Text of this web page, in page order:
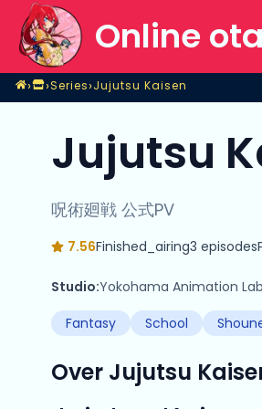
Online
Home
›Shop
›Series
Series›Jujutsu Kaisen
Jujutsu Kaisen
Jujutsu
呪術廻戦 公式PV
7.56Finished_airing3 episodes
Studio:Yokohama Animation Lab
Fantasy
School
Over Jujutsu